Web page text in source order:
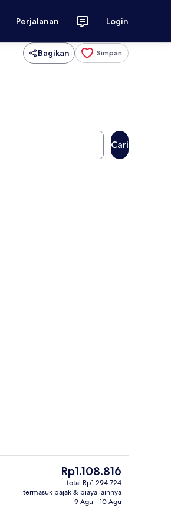
Perjalanan Login
Bagikan Simpan
Cari
Kolam renang indoor
Harga
saat
ini
Rp1.108.816
Rp1.108.816
total Rp1.294.724
termasuk pajak & biaya lainnya
9 Agu - 10 Agu